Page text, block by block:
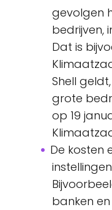
gevolgen
bedrijven,
Dat is
Shell
grote
op 19
De kosten
banken